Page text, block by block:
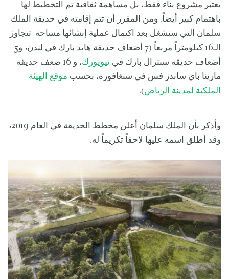
يعتبر مشروع بناء فقط، بل مساهمة ثقافية تم التخطيط لها
باهتمام كبير أيضاً. ومن المقرر أن تتم إقامته في حديقة الملك
سلمان التي ستشغل بعد اكتمال عملية إنشائها مساحة تتجاوز
الـ16 كيلومتراً مربعاً (7 أضعاف حديقة هايد بارك في لندن، و5
أضعاف حديقة سنترال بارك في نيويورك
، و 16 ضعف حديقة
مارينا باي ساندز فس في سنغافورة، بحسب موقع الهيئة
الملكية لمدينة الرياض).
وأذكر بأن الملك سلمان أعلن مخطط الحديقة في العام 2019،
وقد أطلق اسمه عليها لاحقاً تكريماً له.